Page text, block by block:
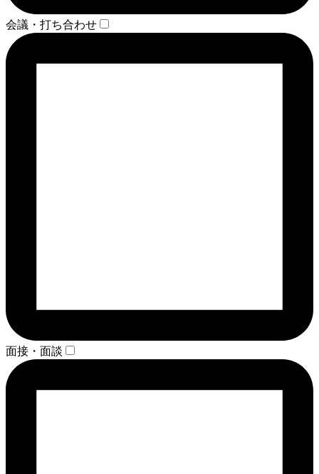
会議・打ち合わせ
面接・面談